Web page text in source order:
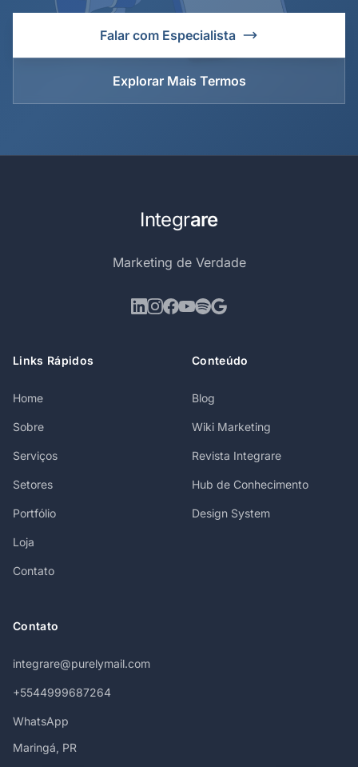
Falar com Especialista
Explorar Mais Termos
Integrare
Marketing de Verdade
Links Rápidos
Home
Sobre
Serviços
Setores
Portfólio
Loja
Contato
Conteúdo
Blog
Wiki Marketing
Revista Integrare
Hub de Conhecimento
Design System
Contato
integrare@purelymail.com
+5544999687264
WhatsApp
Maringá, PR